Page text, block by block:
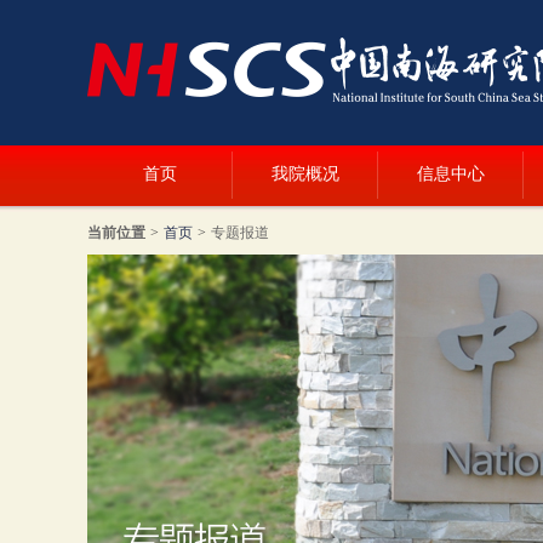
首页 我院概况 信息中心
当前位置 > 首页 > 专题报道